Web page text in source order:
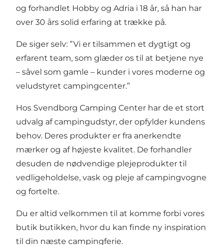
og forhandlet Hobby og Adria i 18 år, så han har
over 30 års solid erfaring at trække på.
De siger selv: ”Vi er tilsammen et dygtigt og
erfarent team, som glæder os til at betjene nye
– såvel som gamle – kunder i vores moderne og
veludstyret campingcenter.”
Hos Svendborg Camping Center har de et stort
udvalg af campingudstyr, der opfylder kundens
behov. Deres produkter er fra anerkendte
mærker og af højeste kvalitet. De forhandler
desuden de nødvendige plejeprodukter til
vedligeholdelse, vask og pleje af campingvogne
og fortelte.
Du er altid velkommen til at komme forbi vores
butik butikken, hvor du kan finde ny inspiration
til din næste campingferie.